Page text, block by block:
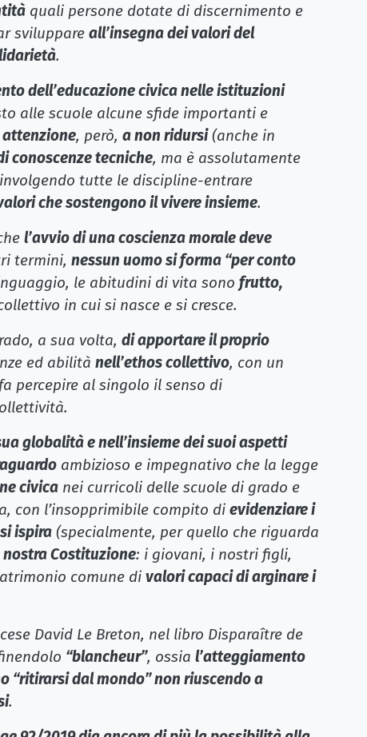
quali persone dotate di discernimento e
sviluppare all’insegna dei valori del
.
dell’educazione civica nelle istituzioni
alle scuole alcune sfide importanti e
attenzione, però, a non ridursi(anche in
conoscenze tecniche, ma è assolutamente
tutte le discipline-entrare
che sostengono il vivere insieme.
l’avvio di una coscienza morale deve
termini, nessun uomo si forma “per conto
le abitudini di vita sono frutto,
in cui si nasce e si cresce.
a sua volta, di apportare il proprio
ed abilità nell’ethos collettivo, con un
percepire al singolo il senso di
globalità e nell’insieme dei suoi aspetti
ambizioso e impegnativo che la legge
civica nei curricoli delle scuole di grado e
con l’insopprimibile compito di evidenziare i
ispira (specialmente, per quello che riguarda
nostra Costituzione: i giovani, i nostri figli,
comune di valori capaci di arginare i
David Le Breton, nel libro Disparaître de
“blancheur”, ossia l’atteggiamento
“ritirarsi dal mondo” non riuscendo a
.